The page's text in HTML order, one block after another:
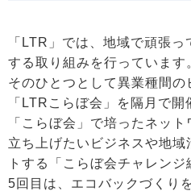
「LTR」では、地域で頑張
する取り組みを行っています
そのひとつとして異業種間の
「LTRこらぼ会」を隔月で開
「こらぼ会」で培ったネッ
立ち上げたいビジネスや地
トする「こらぼ会チャレンジ
5回目は、エコバックづくり